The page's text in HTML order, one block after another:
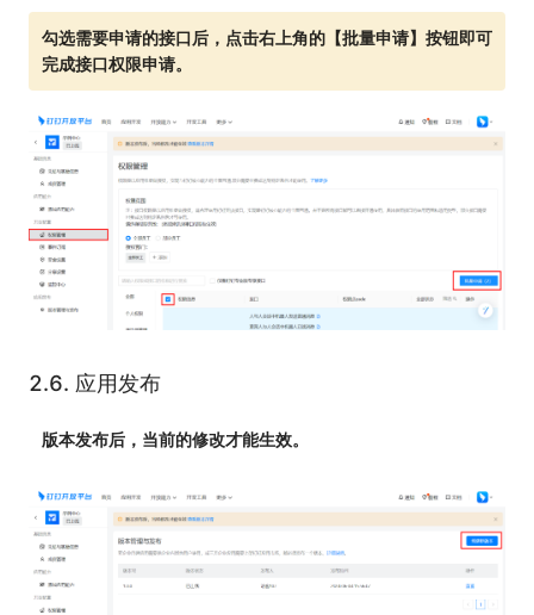
勾选需要申请的接口后，点击右上角的【批量申请】按钮即可
完成接口权限申请。
2.6. 应用发布
版本发布后，当前的修改才能生效。